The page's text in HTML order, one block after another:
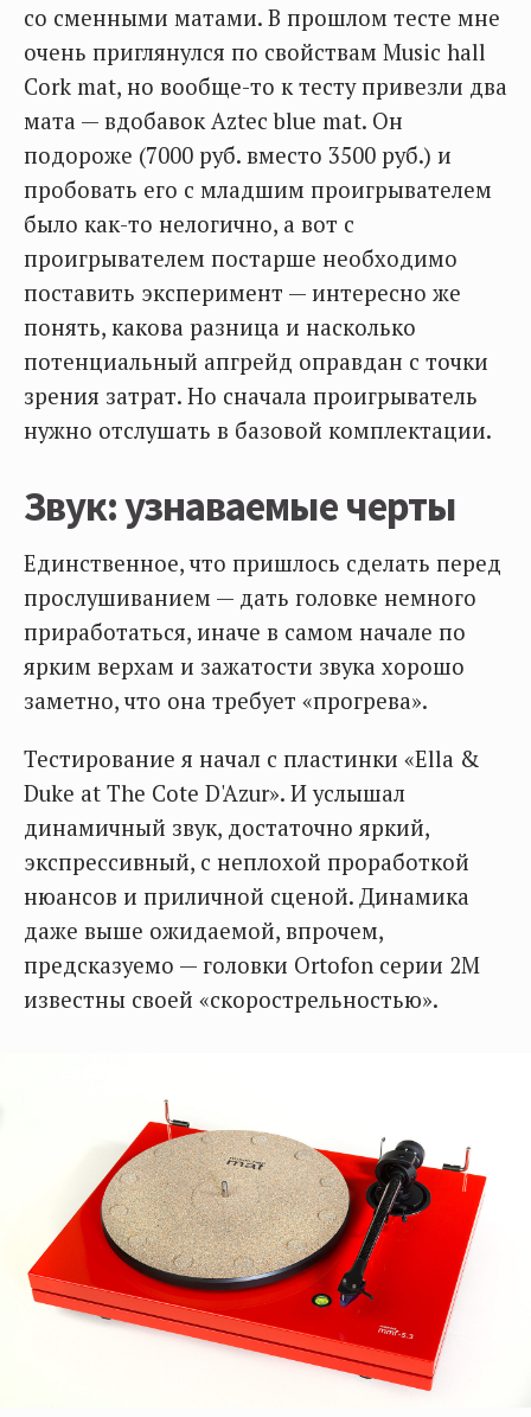
со сменными матами. В прошлом тесте мне
очень приглянулся по свойствам Music hall
Cork mat, но вообще-то к тесту привезли два
мата — вдобавок Aztec blue mat. Он
подороже (7000 руб. вместо 3500 руб.) и
пробовать его с младшим проигрывателем
было как-то нелогично, а вот с
проигрывателем постарше необходимо
поставить эксперимент — интересно же
понять, какова разница и насколько
потенциальный апгрейд оправдан с точки
зрения затрат. Но сначала проигрыватель
нужно отслушать в базовой комплектации.
Звук: узнаваемые черты
Единственное, что пришлось сделать перед
прослушиванием — дать головке немного
приработаться, иначе в самом начале по
ярким верхам и зажатости звука хорошо
заметно, что она требует «прогрева».
Тестирование я начал с пластинки «Ella &
Duke at The Cote D'Azur». И услышал
динамичный звук, достаточно яркий,
экспрессивный, с неплохой проработкой
нюансов и приличной сценой. Динамика
даже выше ожидаемой, впрочем,
предсказуемо — головки Ortofon серии 2M
известны своей «скорострельностью».